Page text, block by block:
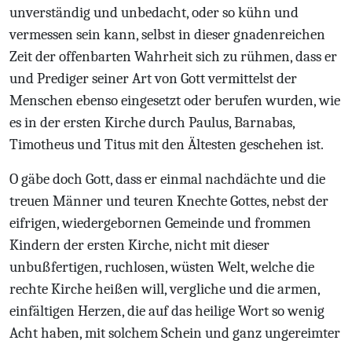
unverständig und unbedacht, oder so kühn und
vermessen sein kann, selbst in dieser gnadenreichen
Zeit der offenbarten Wahrheit sich zu rühmen, dass er
und Prediger seiner Art von Gott vermittelst der
Menschen ebenso eingesetzt oder berufen wurden, wie
es in der ersten Kirche durch Paulus, Barnabas,
Timotheus und Titus mit den Ältesten geschehen ist.
O gäbe doch Gott, dass er einmal nachdächte und die
treuen Männer und teuren Knechte Gottes, nebst der
eifrigen, wiedergebornen Gemeinde und frommen
Kindern der ersten Kirche, nicht mit dieser
unbußfertigen, ruchlosen, wüsten Welt, welche die
rechte Kirche heißen will, vergliche und die armen,
einfältigen Herzen, die auf das heilige Wort so wenig
Acht haben, mit solchem Schein und ganz ungereimter